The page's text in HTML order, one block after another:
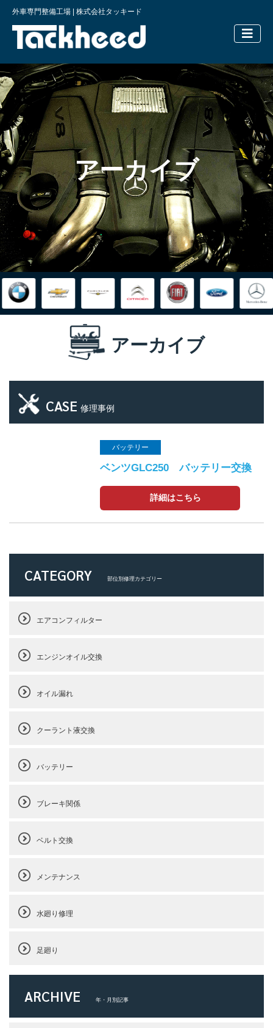
外車専門整備工場 | 株式会社タッキード
横浜の外
アーカイブ
アーカイブ
CASE 修理事例
バッテリー
ベンツGLC250 バッテリー交換
詳細はこちら
CATEGORY 部位別修理カテゴリー
エアコンフィルター
エンジンオイル交換
オイル漏れ
クーラント液交換
バッテリー
ブレーキ関係
ベルト交換
メンテナンス
水廻り修理
足廻り
ARCHIVE 年・月別記事